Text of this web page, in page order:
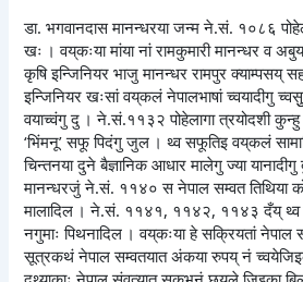
डा. भगवानदास मानन्धरया जन्म ने.सं. १०८६
खः । वय्‌कःया मांया नां रामकुमारी मानन्धर व
कृषि इन्जिनियर भाजु मानन्धर रामपुर क्याम्पसय्
इन्जिनियर खःसां वय्‌कलं नेपालभाषां च्वयादीगु
वयाच्वंगु दु । ने.सं.११३२ पोहेलागा त्रयोदशी
‘भिंमनू’ सफू पिदंगु जुल । थ्व सफूतिइ वय्‌कलं
चिन्तनया दुने बैज्ञानिक आधार मालेगु ज्या
मानन्धरजुं ने.सं. ११४० स नेपाल सम्वत तिथिया
मालादिल । ने.सं. ११४१, ११४२, ११४३ दँय् थ्व हे
नगुमाः पिथनादिल । वय्‌कःया हे सक्रियतां नेपाल
सूत्रकथं नेपाल सम्वतयात अंकया रुपय् नं